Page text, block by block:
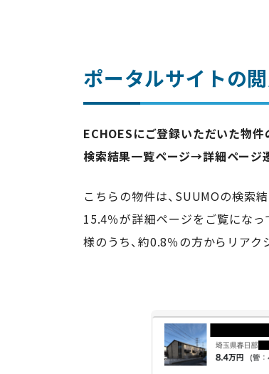
ポータルサイトの
ECHOESにご登録いただいた物件
検索結果一覧ページ→詳細ページ
こちらの物件は、SUUMOの検索
15.4％が詳細ページをご覧にな
様のうち、約0.8％の方からリアク